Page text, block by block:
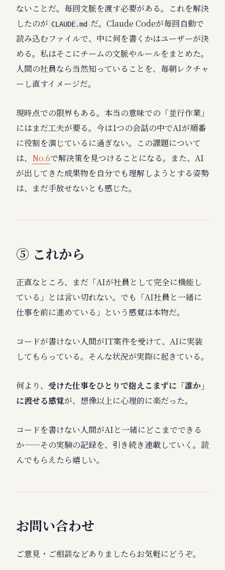
ないことだ。毎回文脈を渡す必要がある。これを解決
したのが CLAUDE.md だ。Claude Codeが毎回自動で
読み込むファイルで、中に何を書くかはユーザーが決
める。私はそこにチームの文脈やルールをまとめた。
人間の社員なら当然知っていることを、毎朝レクチャ
ーし直すイメージだ。
現時点での限界もある。本当の意味での「並行作業」
にはまだ工夫が要る。今は1つの会話の中でAIが順番
に役割を演じているに過ぎない。この課題について
は、 No.6で解決策を見つけることになる。また、AI
が出してきた成果物を自分でも理解しようとする姿勢
は、まだ手放せないとも感じた。
⑤ これから
正直なところ、まだ「AIが社員として完全に機能し
ている」とは言い切れない。でも「AI社員と一緒に
仕事を前に進めている」という感覚は本物だ。
コードが書けない人間がIT案件を受けて、AIに実装
してもらっている。そんな状況が実際に起きている。
何より、 受けた仕事をひとりで抱えこまずに「誰か」
に渡せる感覚が、想像以上に心理的に楽だった。
コードを書けない人間がAIと一緒にどこまでできる
か——その実験の記録を、引き続き連載していく。読
んでもらえたら嬉しい。
お問い合わせ
ご意見・ご相談などありましたらお気軽にどうぞ。